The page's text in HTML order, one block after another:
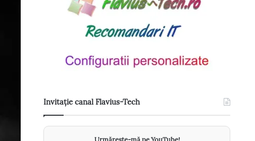
Invitație canal Flavius-Tech